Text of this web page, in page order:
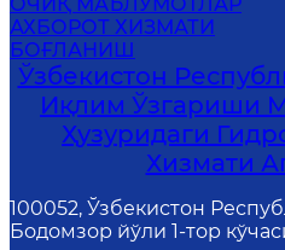
АХБОРОТ ХИЗМАТИ
БОҒЛАНИШ
Ўзбекистон
Иқлим Ўзгариши
Ҳузуридаги
Хизмати
100052, Ўзбекистон
Бодомзор йўли 1-тор